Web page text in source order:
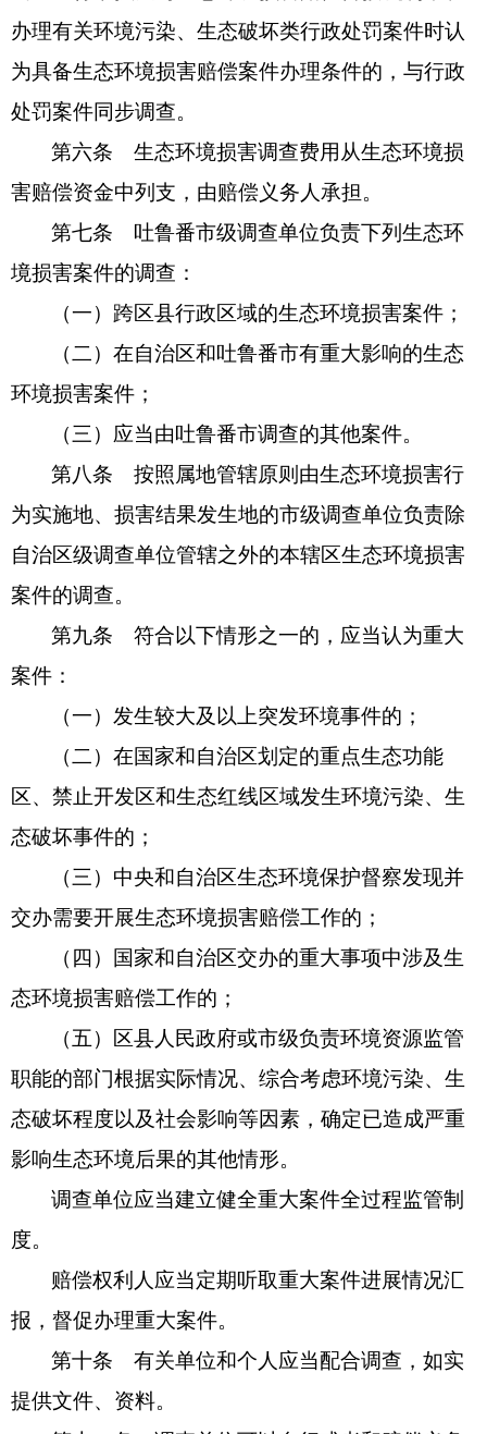
办理有关环境污染、生态破坏类行政处罚案件时认
为具备生态环境损害赔偿案件办理条件的，与行政
处罚案件同步调查。
第六条 生态环境损害调查费用从生态环境损
害赔偿资金中列支，由赔偿义务人承担。
第七条 吐鲁番市级调查单位负责下列生态环
境损害案件的调查：
（一）跨区县行政区域的生态环境损害案件；
（二）在自治区和吐鲁番市有重大影响的生态
环境损害案件；
（三）应当由吐鲁番市调查的其他案件。
第八条 按照属地管辖原则由生态环境损害行
为实施地、损害结果发生地的市级调查单位负责除
自治区级调查单位管辖之外的本辖区生态环境损害
案件的调查。
第九条 符合以下情形之一的，应当认为重大
案件：
（一）发生较大及以上突发环境事件的；
（二）在国家和自治区划定的重点生态功能
区、禁止开发区和生态红线区域发生环境污染、生
态破坏事件的；
（三）中央和自治区生态环境保护督察发现并
交办需要开展生态环境损害赔偿工作的；
（四）国家和自治区交办的重大事项中涉及生
态环境损害赔偿工作的；
（五）区县人民政府或市级负责环境资源监管
职能的部门根据实际情况、综合考虑环境污染、生
态破坏程度以及社会影响等因素，确定已造成严重
影响生态环境后果的其他情形。
调查单位应当建立健全重大案件全过程监管制
度。
赔偿权利人应当定期听取重大案件进展情况汇
报，督促办理重大案件。
第十条 有关单位和个人应当配合调查，如实
提供文件、资料。